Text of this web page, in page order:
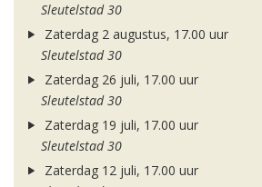
Sleutelstad 30
Zaterdag 2 augustus, 17.00 uur
Sleutelstad 30
Zaterdag 26 juli, 17.00 uur
Sleutelstad 30
Zaterdag 19 juli, 17.00 uur
Sleutelstad 30
Zaterdag 12 juli, 17.00 uur